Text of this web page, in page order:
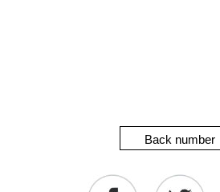
Back number